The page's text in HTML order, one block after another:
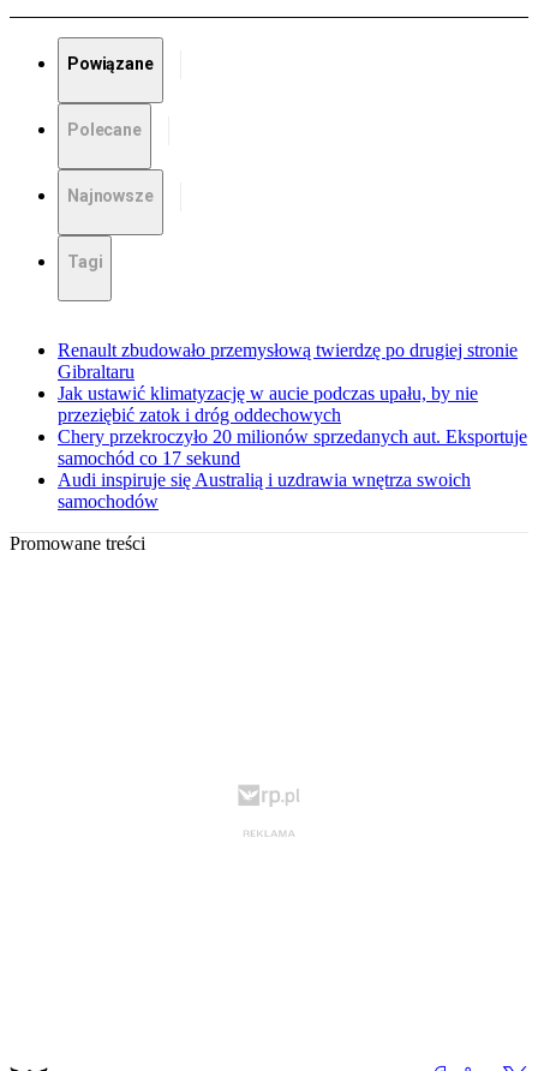
Powiązane
Polecane
Najnowsze
Tagi
Renault zbudowało przemysłową twierdzę po drugiej stronie
Gibraltaru
Jak ustawić klimatyzację w aucie podczas upału, by nie
przeziębić zatok i dróg oddechowych
Chery przekroczyło 20 milionów sprzedanych aut. Eksportuje
samochód co 17 sekund
Audi inspiruje się Australią i uzdrawia wnętrza swoich
samochodów
Promowane treści